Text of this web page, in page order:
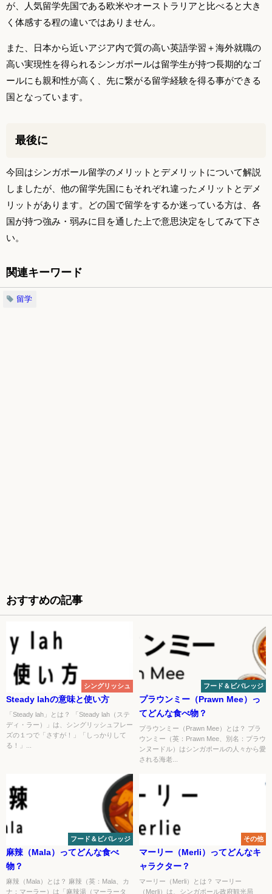
が、人気留学先国である欧米やオーストラリアと比べると大き
く体感する程の違いではありません。
また、日本から近いアジア内で質の高い英語学習＋海外就職の
高い実現性を得られるシンガポールは留学生が持つ長期的なゴ
ールにも親和性が高く、先に繋がる留学経験を得る事ができる
国となっています。
最後に
今回はシンガポール留学のメリットとデメリットについて解説
しましたが、他の留学先国にもそれぞれ違ったメリットとデメ
リットがあります。どの国で留学をするか迷っている方は、各
国が持つ強み・弱みに目を通した上で意思決定をしてみて下さ
い。
関連キーワード
留学
おすすめの記事
シングリッシュ
Steady lahの意味と使い方
「Steady lah」とは？ 「Steady lah（ステ
ディ・ラー）」は、シングリッシュフレー
ズの１つで「さすが！」「しっかりして
る！」...
フード＆ビバレッジ
プラウンミー（Prawn Mee）っ
てどんな食べ物？
プラウンミー（Prawn Mee）とは？ プラ
ウンミー（英：Prawn Mee、別名：プラウ
ンヌードル）はシンガポールの人々から愛
される海老...
フード＆ビバレッジ
麻辣（Mala）ってどんな食べ
物？
麻辣（Mala）とは？ 麻辣（英：Mala、カ
ナ：マーラー）は「麻辣湯（マーラータ
その他
マーリー（Merli）ってどんなキ
ャラクター？
マーリー（Merli）とは？ マーリー
（Merli）は、シンガポール政府観光局